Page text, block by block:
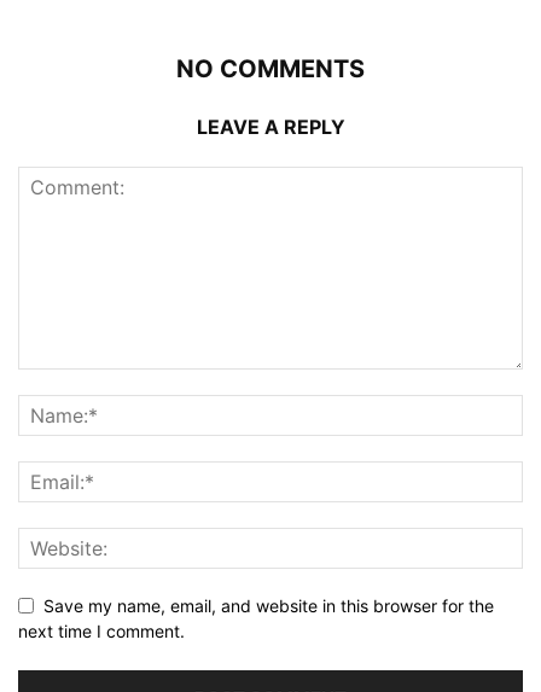
NO COMMENTS
LEAVE A REPLY
Save my name, email, and website in this browser for the
next time I comment.